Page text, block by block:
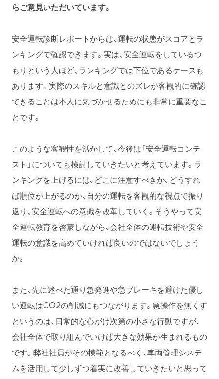
らご意見いただいています。
安全運転診断レポートからは、運転の状態がスコアとラ
ンキングで確認できます。実は、安全運転をしているつ
もりという人ほど、ランキングでは下位であるケースも
あります。実際のスキルと意識とのズレが客観的に確認
できることは本人に気づかせるためにも非常に重要なこ
とです。
このような客観性を活かして、今後は「安全運転コンテ
スト」についても検討していきたいと考えています。ラ
ンキングを上げるには、どこに注意すべきか、どうすれ
ば順位が上がるのか、自分の運転を客観的な視点で振り
返り、安全運転への意識を改革していく。そうやって安
全運転教育を啓蒙しながら、会社全体の運転技術や安全
運転の意識を高めていければ良いのではないでしょう
か。
また、先に述べた通り急発進や急ブレーキを避けた優し
い運転はCO2の削減にもつながります。急操作を無くす
というのは、日常的な心がけ次第の小さな行動ですが、
会社全体で取り組んでいけば大きな効果が生まれるもの
です。弊社社員がその模範となるべく、車両管理システ
ムを活用して少しずつ着実に改善していきたいと思って